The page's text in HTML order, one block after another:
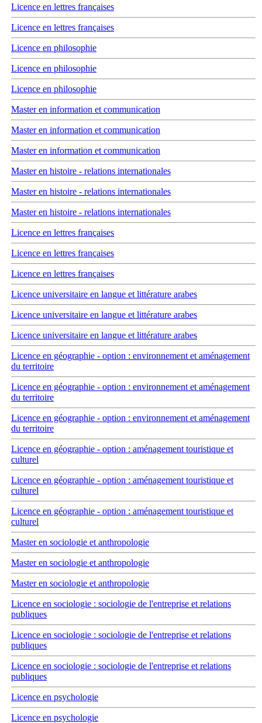
Licence en lettres françaises
Licence en lettres françaises
Licence en philosophie
Licence en philosophie
Licence en philosophie
Master en information et communication
Master en information et communication
Master en information et communication
Master en histoire - relations internationales
Master en histoire - relations internationales
Master en histoire - relations internationales
Licence en lettres françaises
Licence en lettres françaises
Licence en lettres françaises
Licence universitaire en langue et littérature arabes
Licence universitaire en langue et littérature arabes
Licence universitaire en langue et littérature arabes
Licence en géographie - option : environnement et aménagement
du territoire
Licence en géographie - option : environnement et aménagement
du territoire
Licence en géographie - option : environnement et aménagement
du territoire
Licence en géographie - option : aménagement touristique et
culturel
Licence en géographie - option : aménagement touristique et
culturel
Licence en géographie - option : aménagement touristique et
culturel
Master en sociologie et anthropologie
Master en sociologie et anthropologie
Master en sociologie et anthropologie
Licence en sociologie : sociologie de l'entreprise et relations
publiques
Licence en sociologie : sociologie de l'entreprise et relations
publiques
Licence en sociologie : sociologie de l'entreprise et relations
publiques
Licence en psychologie
Licence en psychologie